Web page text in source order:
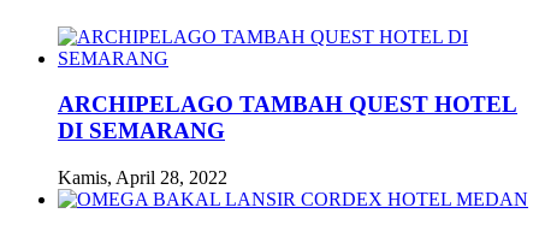
ARCHIPELAGO TAMBAH QUEST HOTEL
DI SEMARANG
Kamis, April 28, 2022